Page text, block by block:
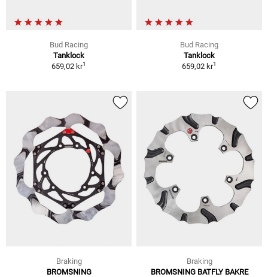
Bud Racing
Tanklock
659,02 kr1
Bud Racing
Tanklock
659,02 kr1
Braking
BROMSNING
Braking
BROMSNING BATFLY BAKRE